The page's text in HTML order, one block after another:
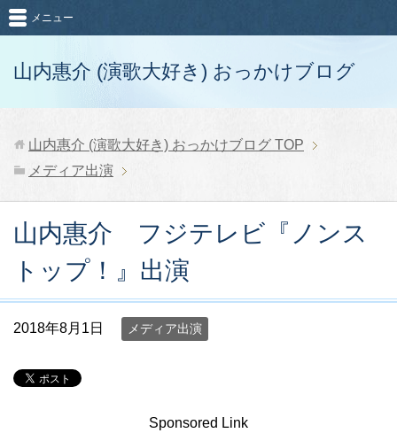
山内惠介 (演歌大好き) おっかけブログ
メニュー
山内惠介 (演歌大好き) おっかけブログ TOP
メディア出演
山内惠介 フジテレビ『ノンス
トップ！』出演
2018年8月1日 メディア出演
Sponsored Link